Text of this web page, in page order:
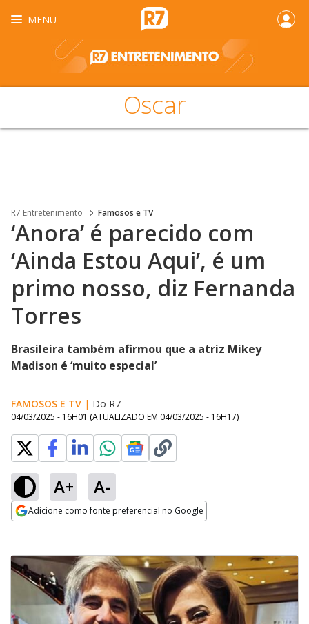
MENU
Oscar
R7 Entretenimento Famosos e TV
‘Anora’ é parecido com
‘Ainda Estou Aqui’, é um
primo nosso, diz Fernanda
Torres
Brasileira também afirmou que a atriz Mikey
Madison é ‘muito especial’
FAMOSOS E TV | Do R7
04/03/2025 - 16H01 (ATUALIZADO EM 04/03/2025 - 16H17)
A+ A-
Adicione como fonte preferencial no Google